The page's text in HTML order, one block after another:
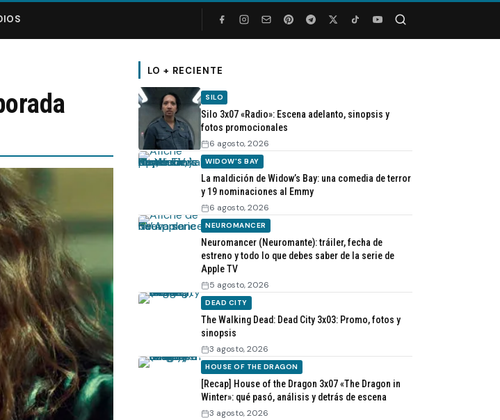
LO + RECIENTE
SILO
Silo 3x07 «Radio»: Escena adelanto, sinopsis y
fotos promocionales
6 agosto, 2026
WIDOW'S BAY
La maldición de Widow’s Bay: una comedia de terror
y 19 nominaciones al Emmy
6 agosto, 2026
NEUROMANCER
Neuromancer (Neuromante): tráiler, fecha de
estreno y todo lo que debes saber de la serie de
Apple TV
5 agosto, 2026
DEAD CITY
The Walking Dead: Dead City 3x03: Promo, fotos y
sinopsis
3 agosto, 2026
HOUSE OF THE DRAGON
[Recap] House of the Dragon 3x07 «The Dragon in
Winter»: qué pasó, análisis y detrás de escena
3 agosto, 2026